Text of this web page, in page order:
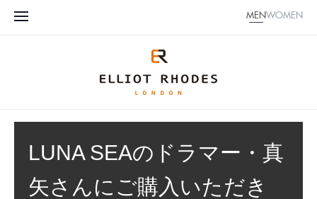
MENWOMEN
LUNA SEAのドラマー・真
矢さんにご購入いただき